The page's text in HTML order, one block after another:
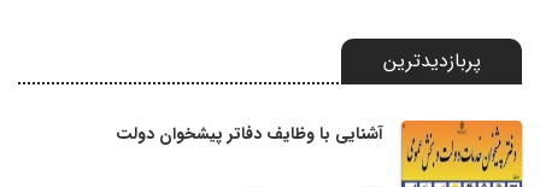
پربازدیدترین
آشنایی با وظایف دفاتر پیشخوان دولت